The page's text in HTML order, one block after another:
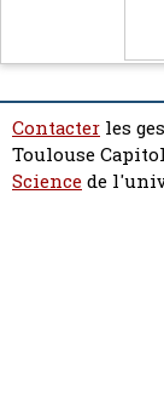
Contacter les
Toulouse
Sciencede